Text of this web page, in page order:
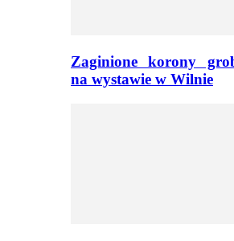
Zaginione korony
na wystawie w Wilnie